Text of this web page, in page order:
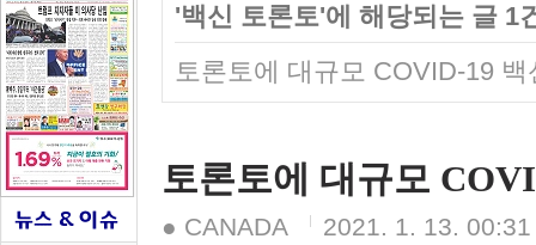
'백신 토론토'에 해당되는 글 1
토론토에 대규모 COVID-19
토론토에 대규모
● CANADA 2021. 1. 13. 00:31